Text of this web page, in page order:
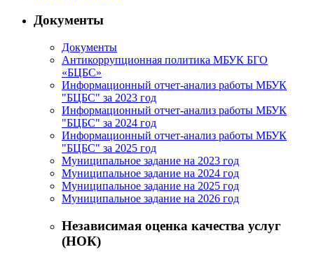
Документы
Документы
Антикоррупционная политика МБУК БГО
«БЦБС»
Информационный отчет-анализ работы МБУК
"БЦБС" за 2023 год
Информационный отчет-анализ работы МБУК
"БЦБС" за 2024 год
Информационный отчет-анализ работы МБУК
"БЦБС" за 2025 год
Муниципальное задание на 2023 год
Муниципальное задание на 2024 год
Муниципальное задание на 2025 год
Муниципальное задание на 2026 год
Независимая оценка качества услуг
(НОК)